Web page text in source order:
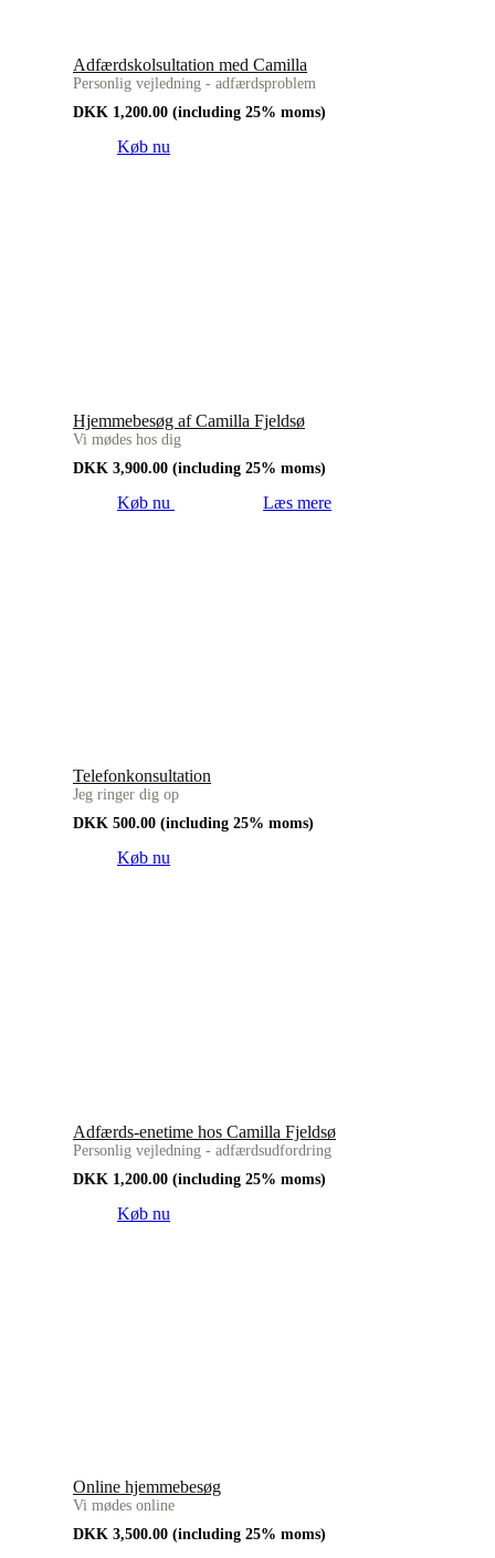
Adfærdskolsultation med Camilla
Personlig vejledning - adfærdsproblem
DKK 1,200.00 (including 25% moms)
Køb nu
Hjemmebesøg af Camilla Fjeldsø
Vi mødes hos dig
DKK 3,900.00 (including 25% moms)
Køb nu Læs mere
Telefonkonsultation
Jeg ringer dig op
DKK 500.00 (including 25% moms)
Køb nu
Adfærds-enetime hos Camilla Fjeldsø
Personlig vejledning - adfærdsudfordring
DKK 1,200.00 (including 25% moms)
Køb nu
Online hjemmebesøg
Vi mødes online
DKK 3,500.00 (including 25% moms)